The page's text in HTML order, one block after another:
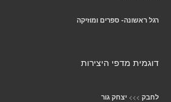
רגל ראשונה- ספרים ומוזיקה
דוגמית מדפי היצירות
לחבק >>> יצחק גור